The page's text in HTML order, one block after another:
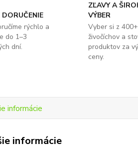
DORUČENIE
rýchlo a
do 1–3
dní.
ZĽAVY A
VÝBER
Vyber si z
živočíchov a
produktov za
ceny.
informácie
informácie